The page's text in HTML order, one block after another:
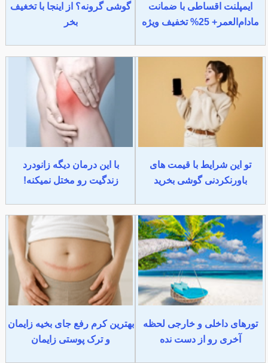
ایمپلنت اقساطی با ضمانت
مادام‌العمر+ 25% تخفیف ویژه
گوشی گرونه؟ از اینجا با تخغیف
بخر
تو این شرایط با قیمت های
باورنکردنی گوشی بخرید
با این درمان دیگه زانودرد
زندگیت رو مختل نمیکنه!
تورهای داخلی و خارجی لحظه
آخری رو از دست نده
بهترین کرم رفع جای بخیه زایمان
و ترک پوستی زایمان